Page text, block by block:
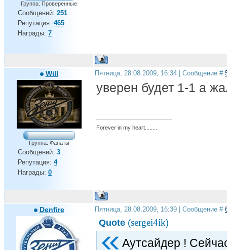
Группа: Проверенные
Сообщений: 251
Репутация: 465
Награды: 7
Will
Группа: Фанаты
Сообщений: 3
Репутация: 4
Награды: 0
Пятница, 28.08.2009, 16:34 | Сообщение #
уверен будет 1-1 а
Forever in my heart........
Denfire Пятница, 28.08.2009, 16:39 | Сообщение #
Quote (sergei4ik)
Аутсайдер !